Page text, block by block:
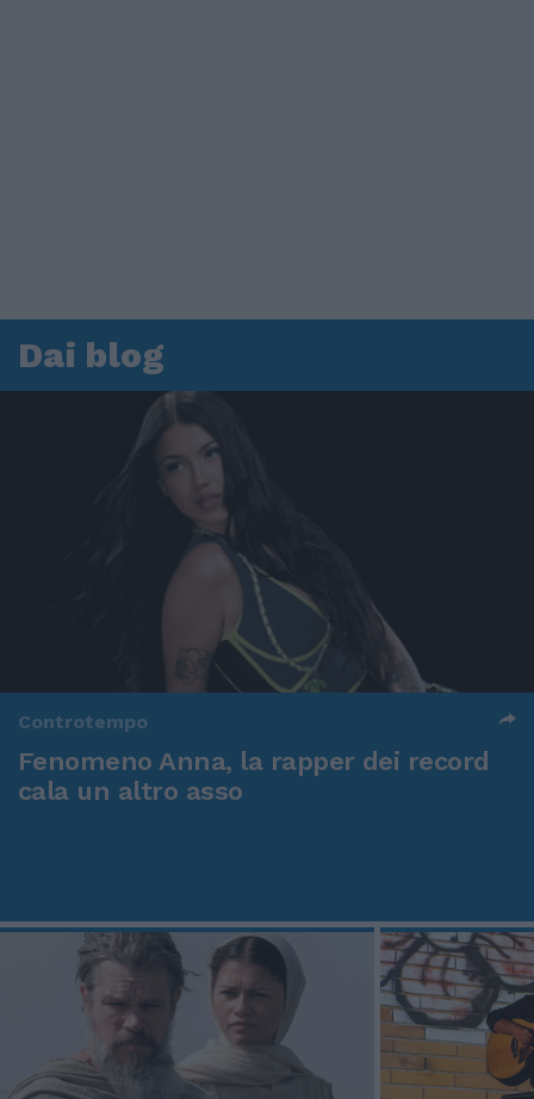
Dai blog
Controtempo
Fenomeno Anna, la rapper dei record
cala un altro asso